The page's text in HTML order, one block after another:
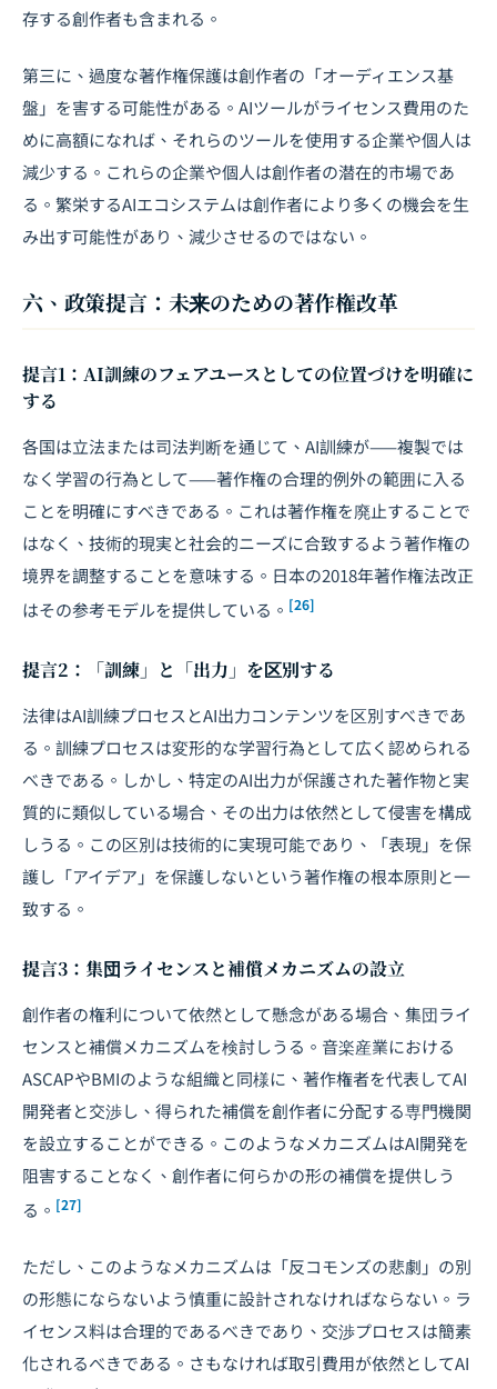
存する創作者も含まれる。
第三に、過度な著作権保護は創作者の「オーディエンス基
盤」を害する可能性がある。AIツールがライセンス費用のた
めに高額になれば、それらのツールを使用する企業や個人は
減少する。これらの企業や個人は創作者の潜在的市場であ
る。繁栄するAIエコシステムは創作者により多くの機会を生
み出す可能性があり、減少させるのではない。
六、政策提言：未来のための著作権改革
提言1：AI訓練のフェアユースとしての位置づけを明確に
する
各国は立法または司法判断を通じて、AI訓練が——複製では
なく学習の行為として——著作権の合理的例外の範囲に入る
ことを明確にすべきである。これは著作権を廃止することで
はなく、技術的現実と社会的ニーズに合致するよう著作権の
境界を調整することを意味する。日本の2018年著作権法改正
はその参考モデルを提供している。 [26]
提言2：「訓練」と「出力」を区別する
法律はAI訓練プロセスとAI出力コンテンツを区別すべきであ
る。訓練プロセスは変形的な学習行為として広く認められる
べきである。しかし、特定のAI出力が保護された著作物と実
質的に類似している場合、その出力は依然として侵害を構成
しうる。この区別は技術的に実現可能であり、「表現」を保
護し「アイデア」を保護しないという著作権の根本原則と一
致する。
提言3：集団ライセンスと補償メカニズムの設立
創作者の権利について依然として懸念がある場合、集団ライ
センスと補償メカニズムを検討しうる。音楽産業における
ASCAPやBMIのような組織と同様に、著作権者を代表してAI
開発者と交渉し、得られた補償を創作者に分配する専門機関
を設立することができる。このようなメカニズムはAI開発を
阻害することなく、創作者に何らかの形の補償を提供しう
る。 [27]
ただし、このようなメカニズムは「反コモンズの悲劇」の別
の形態にならないよう慎重に設計されなければならない。ラ
イセンス料は合理的であるべきであり、交渉プロセスは簡素
化されるべきである。さもなければ取引費用が依然としてAI